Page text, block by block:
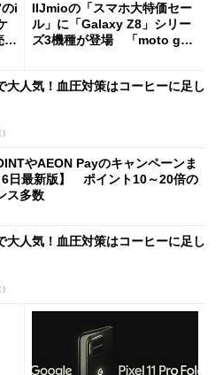
i
IIJmioの「スマホ大特価セー
ル」に「Galaxy Z8」シリー
ズ3機種が登場 「moto g37
大人気！血圧対策はコーヒーに足し
やAEON Payのキャンペーンま
6日最新版】 ポイント10～20倍の
ス多数
大人気！血圧対策はコーヒーに足し